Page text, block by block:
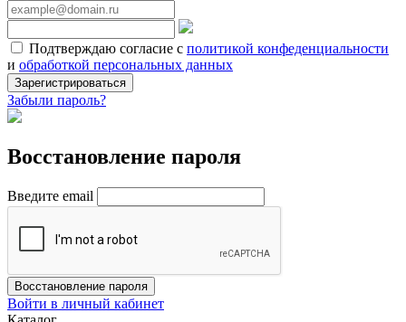
Подтверждаю согласие с политикой конфеденциальности
и обработкой персональных данных
Зарегистрироваться
Забыли пароль?
Восстановление пароля
Введите email
Восстановление пароля
Войти в личный кабинет